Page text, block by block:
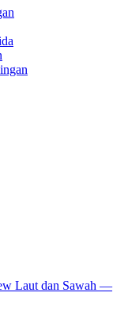
Laut dan Sawah —